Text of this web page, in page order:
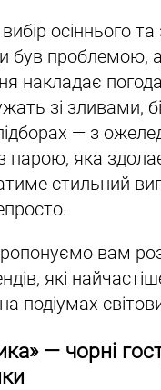
осіннього
був проблемою,
накладає
зі зливами,
— з
парою, яка
стильний
вам
які
подіумах
— чорні